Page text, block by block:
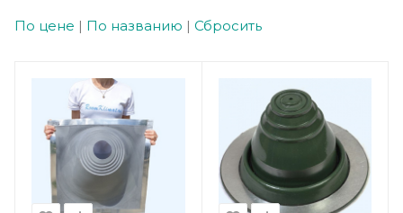
По цене | По названию | Сбросить